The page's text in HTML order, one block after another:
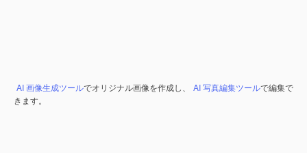
AI 画像生成ツールでオリジナル画像を作成し、 AI 写真編集ツールで編集で
きます。